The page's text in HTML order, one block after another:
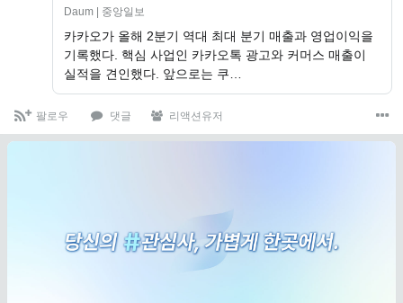
Daum | 중앙일보
카카오가 올해 2분기 역대 최대 분기 매출과 영업이익을
기록했다. 핵심 사업인 카카오톡 광고와 커머스 매출이
실적을 견인했다. 앞으로는 쿠…
팔로우 댓글 리액션유저